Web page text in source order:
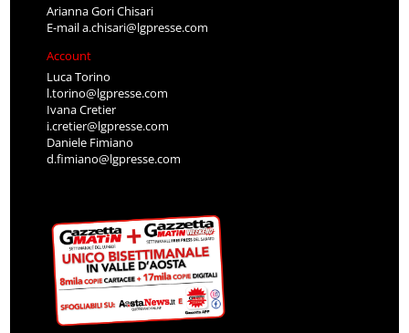
Arianna Gori Chisari
E-maila.chisari@lgpresse.com
Account
Luca Torino
l.torino@lgpresse.com
Ivana Cretier
i.cretier@lgpresse.com
Daniele Fimiano
d.fimiano@lgpresse.com